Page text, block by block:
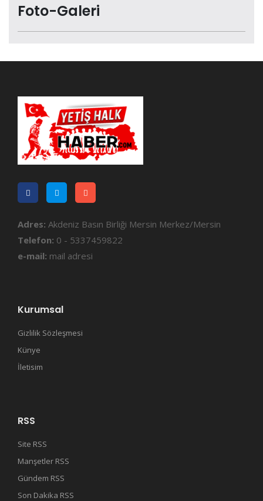
Foto-Galeri
Adres: Akdeniz Basın Birliği Mersin Merkez/Mersin
Telefon: 0 - 5337459822
e-mail: mail adresi
Kurumsal
Gizlilik Sözleşmesi
Künye
İletisim
RSS
Site RSS
Manşetler RSS
Gündem RSS
Son Dakika RSS